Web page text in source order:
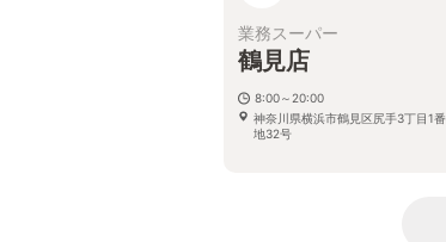
業務スーパー
鶴見店
8:00～20:00
神奈川県横浜市鶴見区尻手3丁目1番
地32号